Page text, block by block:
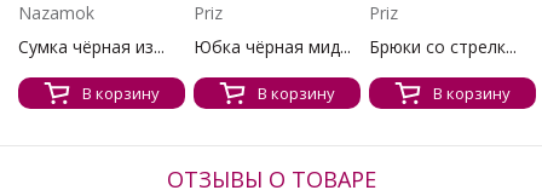
Nazamok
Сумка чёрная из...
В корзину
Priz
Юбка чёрная мид...
В корзину
Priz
Брюки со стрелк...
В корзину
ОТЗЫВЫ О ТОВАРЕ